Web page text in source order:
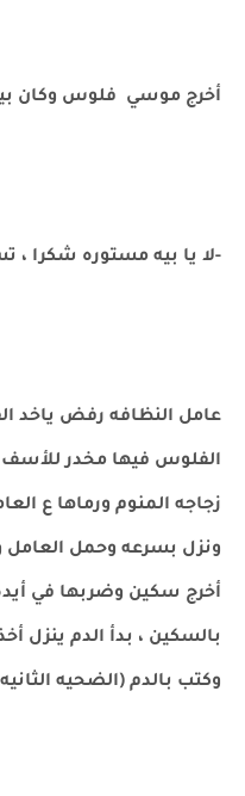
أخرج موسي فلوس وكان
-لا يا بيه مستوره شكرا ،
عامل النظافه رفض ياخد
الفلوس فيها مخدر
زجاجه المنوم ورماها ع
ونزل بسرعه وحمل العامل
أخرج سكين وضربها في
بالسكين ، بدأ الدم ينزل
وكتب بالدم (الضحيه